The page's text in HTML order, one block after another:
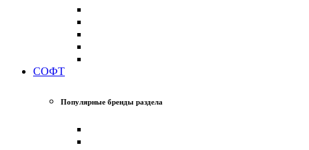
СОФТ
Популярные бренды раздела